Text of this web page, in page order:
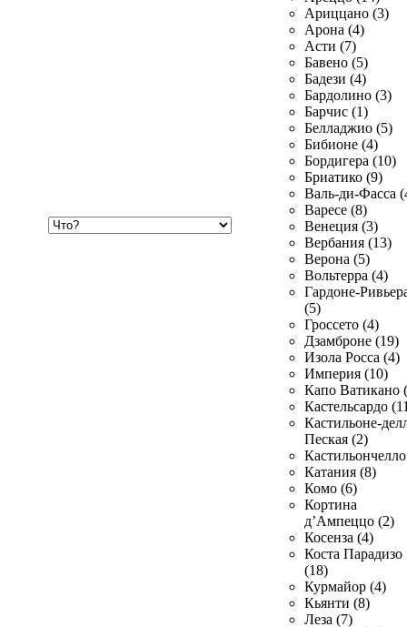
Ариццано (3)
Арона (4)
Асти (7)
Бавено (5)
Бадези (4)
Бардолино (3)
Барчис (1)
Белладжио (5)
Бибионе (4)
Бордигера (10)
Бриатико (9)
Валь-ди-Фасса
Варесе (8)
Венеция (3)
Вербания (13)
Верона (5)
Вольтерра (4)
Гардоне-
(5)
Гроссето (4)
Дзамброне (19)
Изола Росса (4)
Империя (10)
Капо Ватикано
Кастельсардо
Кастильоне-
Пеская (2)
Катания (8)
Комо (6)
Кортина
д’Ампеццо (2)
Косенза (4)
Коста Парадизо
(18)
Курмайор (4)
Кьянти (8)
Леза (7)